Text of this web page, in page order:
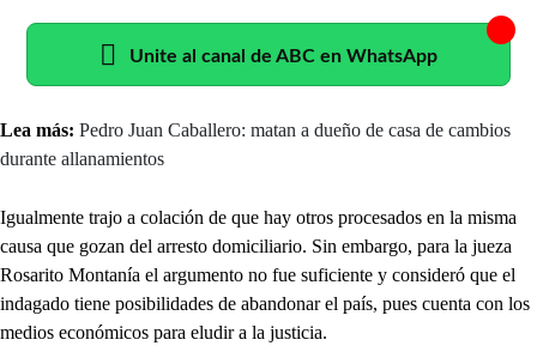
Unite al canal de ABC en WhatsApp
Lea más: Pedro Juan Caballero: matan a dueño de casa de cambios
durante allanamientos
Igualmente trajo a colación de que hay otros procesados en la misma
causa que gozan del arresto domiciliario. Sin embargo, para la jueza
Rosarito Montanía el argumento no fue suficiente y consideró que el
indagado tiene posibilidades de abandonar el país, pues cuenta con los
medios económicos para eludir a la justicia.